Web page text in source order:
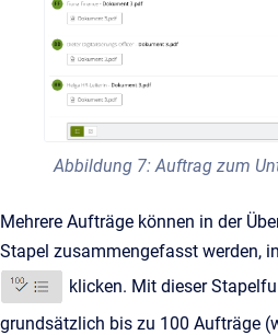
Abbildung 7: Auftrag zum
Mehrere Aufträge können in der
Stapel zusammengefasst werden,
klicken. Mit dieser
grundsätzlich bis zu 100 Aufträge